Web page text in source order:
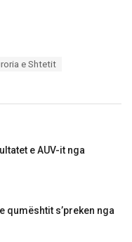
e Shtetit
e AUV-it nga
qumështit s’preken nga